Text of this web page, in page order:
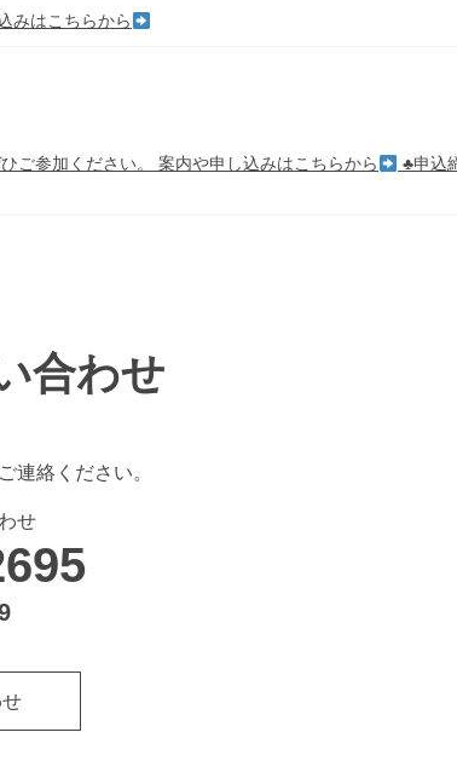
みはこちらから
ご参加ください。 案内や申し込みはこちらから ♣申込
合わせ
連絡ください。
せ